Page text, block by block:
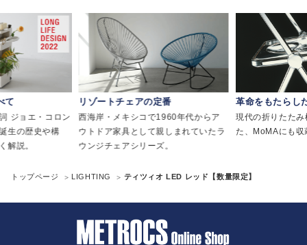
て
ジョエ・コロン
生の歴史や構
解説。
リゾートチェアの定番
西海岸・メキシコで1960年代からア
ウトドア家具として親しまれていたラ
ウンジチェアシリーズ。
革命をもたらし
現代の折りたた
た、MoMAにも収
トップページ LIGHTING ティツィオ LED レッド【数量限定】